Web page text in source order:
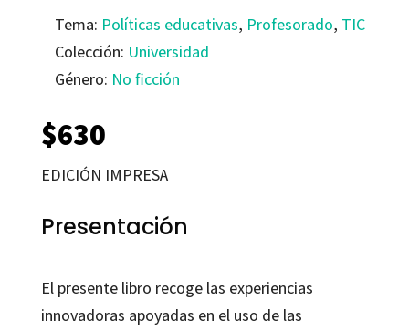
Tema: Políticas educativas, Profesorado, TIC
Colección: Universidad
Género: No ficción
$630
EDICIÓN IMPRESA
Presentación
El presente libro recoge las experiencias
innovadoras apoyadas en el uso de las